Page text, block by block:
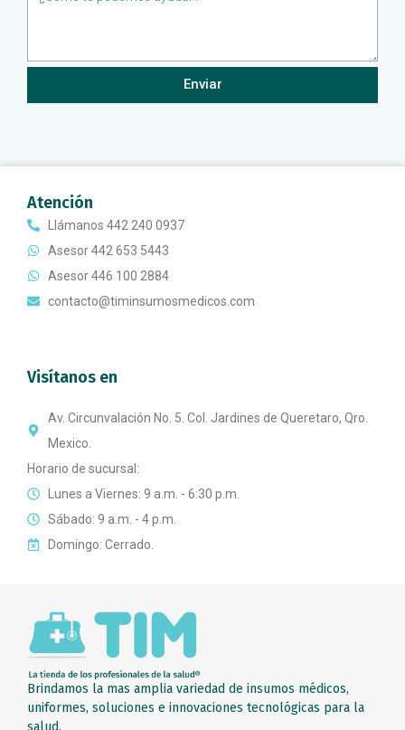
Enviar
Atención
Llámanos 442 240 0937
Asesor 442 653 5443
Asesor 446 100 2884
contacto@timinsumosmedicos.com
Visítanos en
Av. Circunvalación No. 5. Col. Jardines de Queretaro, Qro.
Mexico.
Horario de sucursal:
Lunes a Viernes: 9 a.m. - 6:30 p.m.
Sábado: 9 a.m. - 4 p.m.
Domingo: Cerrado.
Brindamos la mas amplia variedad de insumos médicos,
uniformes, soluciones e innovaciones tecnológicas para la
salud.